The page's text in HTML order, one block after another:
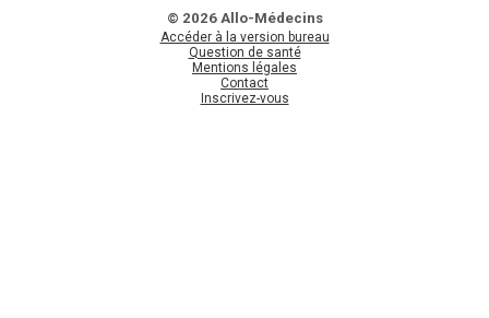
© 2026 Allo-Médecins
Accéder à la version bureau
Question de santé
Mentions légales
Contact
Inscrivez-vous